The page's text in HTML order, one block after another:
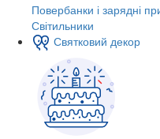
Повербанки і зарядні
Світильники
Святковий декор